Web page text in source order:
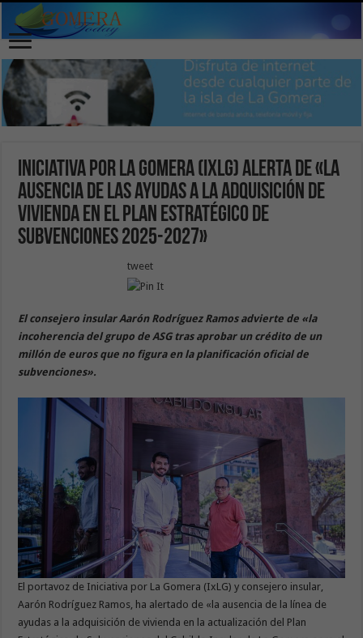
Iniciativa por La Gomera (IxLG) alerta de «la
ausencia de las ayudas a la adquisición de
vivienda en el Plan Estratégico de
Subvenciones 2025-2027»
tweet
El consejero insular Aarón Rodríguez Ramos advierte de «la
incoherencia del grupo de ASG tras aprobar un crédito de un
millón de euros que no figura en la planificación oficial de
subvenciones».
El portavoz de Iniciativa por La Gomera (IxLG) y consejero insular,
Aarón Rodríguez Ramos, ha alertado de «la ausencia de la línea de
ayudas a la adquisición de vivienda en la actualización del Plan